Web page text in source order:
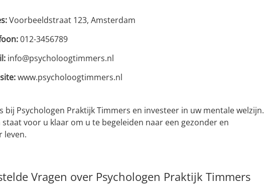
Voorbeeldstraat 123, Amsterdam
012-3456789
info@psycholoogtimmers.nl
www.psycholoogtimmers.nl
bij Psychologen Praktijk Timmers en investeer in uw mentale welzijn.
staat voor u klaar om u te begeleiden naar een gezonder en
leven.
Vragen over Psychologen Praktijk Timmers